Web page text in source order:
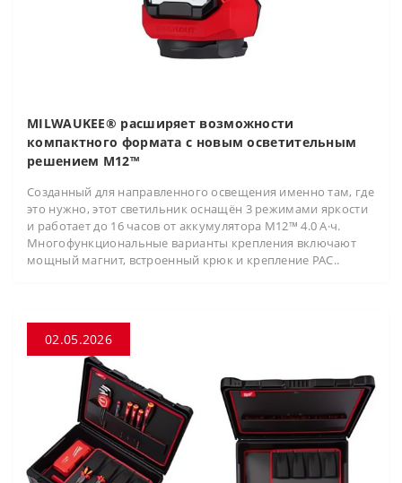
MILWAUKEE® расширяет возможности
компактного формата с новым осветительным
решением M12™
Созданный для направленного освещения именно там, где
это нужно, этот светильник оснащён 3 режимами яркости
и работает до 16 часов от аккумулятора M12™ 4.0 А·ч.
Многофункциональные варианты крепления включают
мощный магнит, встроенный крюк и крепление PAC..
02.05.2026